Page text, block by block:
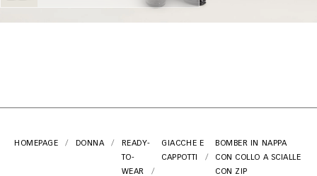
HOMEPAGE DONNA
READY-
TO-
WEAR
GIACCHE E
CAPPOTTI
BOMBER IN NAPPA
CON COLLO A SCIALLE
CON ZIP